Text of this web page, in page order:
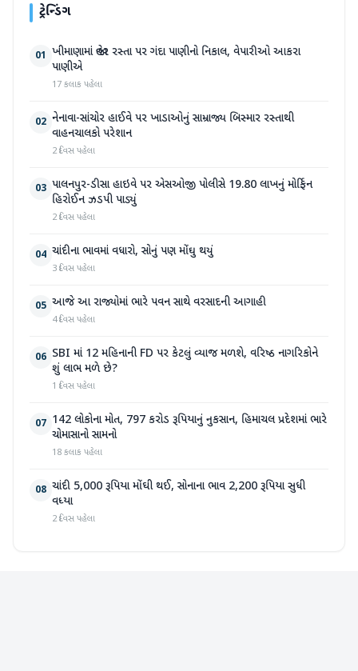
ટ્રેન્ડિંગ
01 ખીમાણામાં જાહેર રસ્તા પર ગંદા પાણીનો નિકાલ, વેપારીઓ આકરા
પાણીએ
17 કલાક પહેલા
02 નેનાવા-સાંચોર હાઈવે પર ખાડાઓનું સામ્રાજ્ય બિસ્માર રસ્તાથી
વાહનચાલકો પરેશાન
2 દિવસ પહેલા
03 પાલનપુર-ડીસા હાઇવે પર એસઓજી પોલીસે 19.80 લાખનું મોર્ફિન
હિરોઈન ઝડપી પાડ્યું
2 દિવસ પહેલા
04 ચાંદીના ભાવમાં વધારો, સોનું પણ મોંઘુ થયું
3 દિવસ પહેલા
05 આજે આ રાજ્યોમાં ભારે પવન સાથે વરસાદની આગાહી
4 દિવસ પહેલા
06 SBI માં 12 મહિનાની FD પર કેટલું વ્યાજ મળશે, વરિષ્ઠ નાગરિકોને
શું લાભ મળે છે?
1 દિવસ પહેલા
07 142 લોકોના મોત, 797 કરોડ રૂપિયાનું નુકસાન, હિમાચલ પ્રદેશમાં ભારે
ચોમાસાનો સામનો
18 કલાક પહેલા
08 ચાંદી 5,000 રૂપિયા મોંઘી થઈ, સોનાના ભાવ 2,200 રૂપિયા સુધી
વધ્યા
2 દિવસ પહેલા